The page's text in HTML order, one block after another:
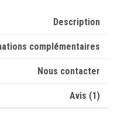
Description
complémentaires
Nous contacter
Avis (1)